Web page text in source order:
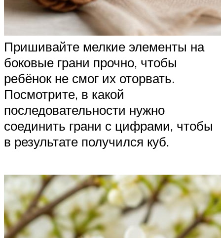
Пришивайте мелкие элементы на
боковые грани прочно, чтобы
ребёнок не смог их оторвать.
Посмотрите, в какой
последовательности нужно
соединить грани с цифрами, чтобы
в результате получился куб.